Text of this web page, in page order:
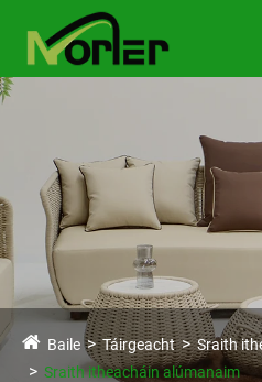
Baile Táirgeacht
Sraith
Sraith itheacháin alúmanaim